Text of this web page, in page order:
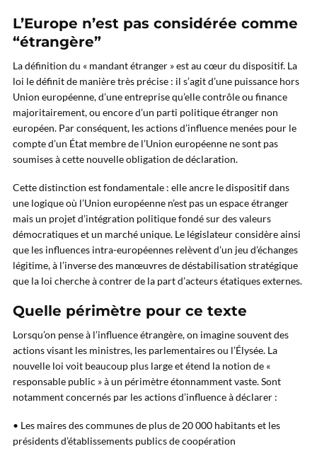
L’Europe n’est pas considérée comme
“étrangère”
La définition du « mandant étranger » est au cœur du dispositif. La
loi le définit de manière très précise : il s’agit d’une puissance hors
Union européenne, d’une entreprise qu’elle contrôle ou finance
majoritairement, ou encore d’un parti politique étranger non
européen. Par conséquent, les actions d’influence menées pour le
compte d’un État membre de l’Union européenne ne sont pas
soumises à cette nouvelle obligation de déclaration.
Cette distinction est fondamentale : elle ancre le dispositif dans
une logique où l’Union européenne n’est pas un espace étranger
mais un projet d’intégration politique fondé sur des valeurs
démocratiques et un marché unique. Le législateur considère ainsi
que les influences intra-européennes relèvent d’un jeu d’échanges
légitime, à l’inverse des manœuvres de déstabilisation stratégique
que la loi cherche à contrer de la part d’acteurs étatiques externes.
Quelle périmètre pour ce texte
Lorsqu’on pense à l’influence étrangère, on imagine souvent des
actions visant les ministres, les parlementaires ou l’Élysée. La
nouvelle loi voit beaucoup plus large et étend la notion de «
responsable public » à un périmètre étonnamment vaste. Sont
notamment concernés par les actions d’influence à déclarer :
• Les maires des communes de plus de 20 000 habitants et les
présidents d’établissements publics de coopération